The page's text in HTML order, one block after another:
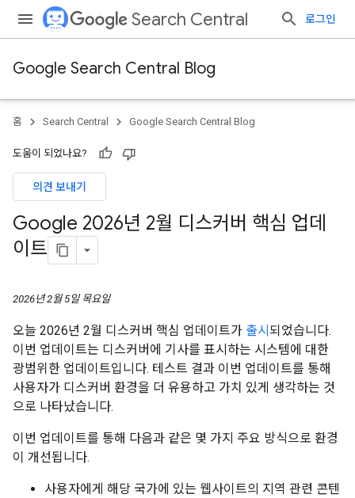
Search Central 로그인
Google Search Central Blog
홈 Search Central Google Search Central Blog
도움이 되었나요?
의견 보내기
Google 2026년 2월 디스커버 핵심 업데
이트
2026년 2월 5일 목요일
오늘 2026년 2월 디스커버 핵심 업데이트가 출시 되었습니다.
이번 업데이트는 디스커버에 기사를 표시하는 시스템에 대한
광범위한 업데이트입니다. 테스트 결과 이번 업데이트를 통해
사용자가 디스커버 환경을 더 유용하고 가치 있게 생각하는 것
으로 나타났습니다.
이번 업데이트를 통해 다음과 같은 몇 가지 주요 방식으로 환경
이 개선됩니다.
사용자에게 해당 국가에 있는 웹사이트의 지역 관련 콘텐